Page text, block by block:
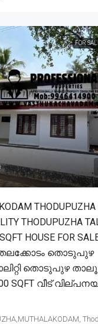
FOR
THODUPUZHA
THODUPUZHA
HOUSE FOR
തൊടുപുഴ
തൊടുപുഴ
SQFT വീട്